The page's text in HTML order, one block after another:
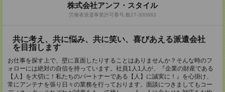
株式会社アンフ・スタイル
労働者派遣事業許可番号:般27-300683
共に考え、共に悩み、共に笑い、喜びあえる派遣会社
を目指します
お仕事を探す上で、壁に直面したりすることはありませんか？そんな時のフ
ォローには絶対の自信を持っています。社員1人1人が、『企業の財産である
【人】を大切に！私たちのパートナーである【人】に誠実に！』を心掛け、
常にアンテナを張り日々の業務を行っております。面談につきましてもコー